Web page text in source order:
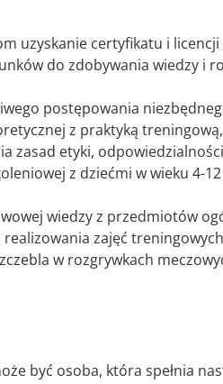
uzyskanie certyfikatu i
do zdobywania wiedzy i
postępowania
z praktyką
zasad etyki,
z dziećmi w wieku 4-
wiedzy z przedmiotów
zajęć
w rozgrywkach
być osoba, która spełnia